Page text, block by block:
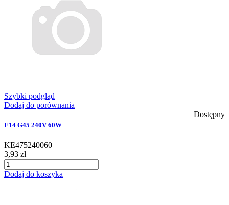
Szybki podgląd
Dodaj do porównania
Dostępny
E14 G45 240V 60W
KE475240060
3,93 zł
Dodaj do koszyka